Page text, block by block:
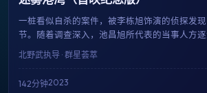
一桩看似自杀的案件，被李栋旭饰演的侦探发
节。随着调查深入，池昌旭所代表的当事人方逐
是一场关于动机与人性的智力博弈，全片每一个
142分钟内三度反转，观影门槛与回报同样高。
北野武执导 · 群星荟萃
142分钟2023